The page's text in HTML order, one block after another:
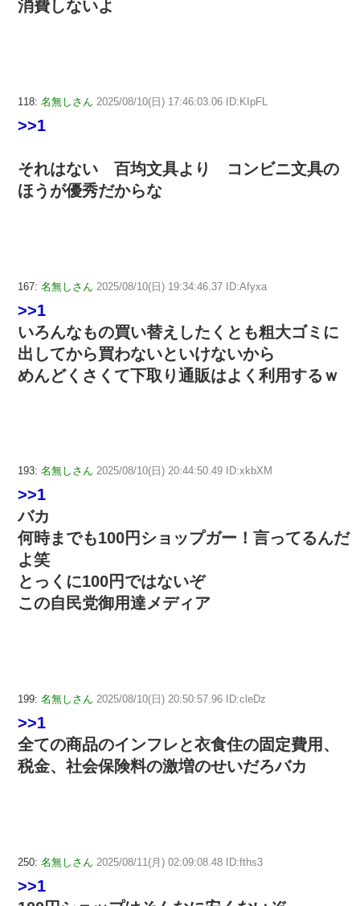
消費しないよ
118: 名無しさん 2025/08/10(日) 17:46:03.06 ID:KIpFL
>>1
それはない 百均文具より コンビニ文具の
ほうが優秀だからな
167: 名無しさん 2025/08/10(日) 19:34:46.37 ID:Afyxa
>>1
いろんなもの買い替えしたくとも粗大ゴミに
出してから買わないといけないから
めんどくさくて下取り通販はよく利用するｗ
193: 名無しさん 2025/08/10(日) 20:44:50.49 ID:xkbXM
>>1
バカ
何時までも100円ショップガー！言ってるんだ
よ笑
とっくに100円ではないぞ
この自民党御用達メディア
199: 名無しさん 2025/08/10(日) 20:50:57.96 ID:cleDz
>>1
全ての商品のインフレと衣食住の固定費用、
税金、社会保険料の激増のせいだろバカ
250: 名無しさん 2025/08/11(月) 02:09:08.48 ID:fths3
>>1